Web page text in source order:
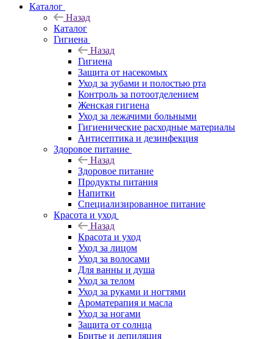
Каталог
Назад
Каталог
Гигиена
Назад
Гигиена
Защита от насекомых
Уход за зубами и полостью рта
Контроль за потоотделением
Женская гигиена
Уход за лежачими больными
Гигиенические расходные материалы
Антисептика и дезинфекция
Здоровое питание
Назад
Здоровое питание
Продукты питания
Напитки
Специализированное питание
Красота и уход
Назад
Красота и уход
Уход за лицом
Уход за волосами
Для ванны и душа
Уход за телом
Уход за руками и ногтями
Ароматерапия и масла
Уход за ногами
Защита от солнца
Бритье и депиляция